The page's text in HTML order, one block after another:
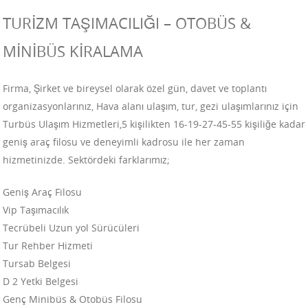
TURİZM TAŞIMACILIĞI – OTOBÜS &
MİNİBÜS KİRALAMA
Firma, Şirket ve bireysel olarak özel gün, davet ve toplantı
organizasyonlarınız, Hava alanı ulaşım, tur, gezi ulaşımlarınız için
Turbüs Ulaşım Hizmetleri,5 kişilikten 16-19-27-45-55 kişiliğe kadar
geniş araç filosu ve deneyimli kadrosu ile her zaman
hizmetinizde. Sektördeki farklarımız;
Geniş Araç Filosu
Vip Taşımacılık
Tecrübeli Uzun yol Sürücüleri
Tur Rehber Hizmeti
Tursab Belgesi
D 2 Yetki Belgesi
Genç Minibüs & Otobüs Filosu